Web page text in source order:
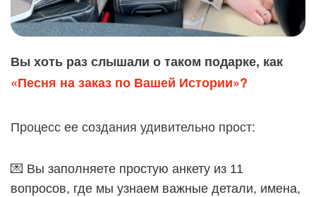
Вы хоть раз слышали о таком подарке, как
«Песня на заказ по Вашей Истории»?
Процесс ее создания удивительно прост:
💌 Вы заполняете простую анкету из 11
вопросов, где мы узнаем важные детали, имена,